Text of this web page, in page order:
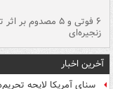
۶ فوتی و ۵ مصدوم بر
زنجیره‌ای
آخرین اخبار
سنای آمریکا لایحه